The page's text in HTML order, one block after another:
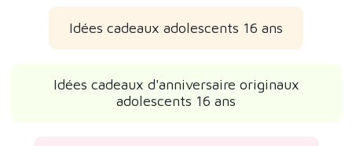
Idées cadeaux adolescents 16 ans
Idées cadeaux d'anniversaire originaux
adolescents 16 ans